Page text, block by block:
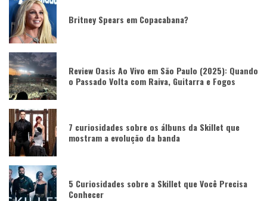
Britney Spears em Copacabana?
Review Oasis Ao Vivo em São Paulo (2025): Quando
o Passado Volta com Raiva, Guitarra e Fogos
7 curiosidades sobre os álbuns da Skillet que
mostram a evolução da banda
5 Curiosidades sobre a Skillet que Você Precisa
Conhecer